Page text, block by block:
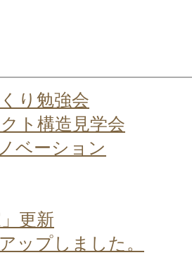
り勉強会
ト構造見学会
ベーション
」更新
ップしました。